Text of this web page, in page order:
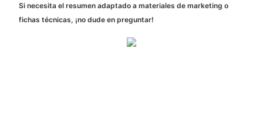
Si necesita el resumen adaptado a materiales de marketing o
fichas técnicas, ¡no dude en preguntar!